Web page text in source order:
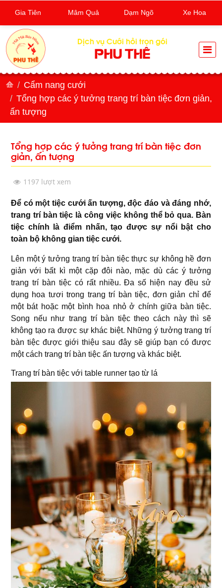
Dịch vụ Cưới hỏi trọn gói
PHU THÊ
Cẩm nang cưới
Tổng hợp các ý tưởng trang trí bàn tiệc đơn giản,
ấn tượng
Tổng hợp các ý tưởng trang trí bàn tiệc đơn
giản, ấn tượng
1197 lượt xem
Để có một tiệc cưới ấn tượng, độc đáo và đáng nhớ,
trang trí bàn tiệc là công việc không thể bỏ qua. Bàn
tiệc chính là điểm nhấn, tạo được sự nổi bật cho
toàn bộ không gian tiệc cưới.
Lên một ý tưởng trang trí bàn tiệc thực sự không hề đơn
giản với bất kì một cặp đôi nào, mặc dù các ý tưởng
trang trí bàn tiệc có rất nhiều. Đa số hiện nay đều sử
dụng hoa tươi trong trang trí bàn tiệc, đơn giản chỉ để
một bát hoặc một bình hoa nhỏ ở chính giữa bàn tiệc.
Song nếu như trang trí bàn tiệc theo cách này thì sẽ
không tạo ra được sự khác biệt. Những ý tưởng trang trí
bàn tiệc được giới thiệu sau đây sẽ giúp bạn có được
một cách trang trí bàn tiệc ấn tượng và khác biệt.
Trang trí bàn tiệc với table runner tạo từ lá
Gia Tiên Mâm Quả Dạm Ngõ Xe Hoa